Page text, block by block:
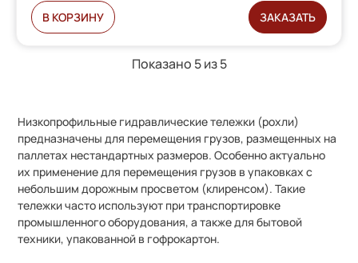
В КОРЗИНУ ЗАКАЗАТЬ
Показано 5 из5
Низкопрофильные гидравлическиетележки (рохли)
предназначены для перемещения грузов, размещенных на
паллетах нестандартных размеров. Особенно актуально
их применение для перемещения грузов в упаковках с
небольшим дорожным просветом (клиренсом).Такие
тележкичасто используют при транспортировке
промышленного оборудования, а также для бытовой
техники, упакованной в гофрокартон.